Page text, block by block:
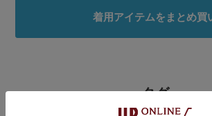
着用アイテムをまとめ買
タグ